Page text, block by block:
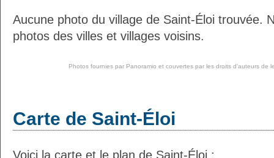
Aucune photo du village de Saint-Éloi trouvée.
photos des villes et villages voisins.
Photos fournies par Panoramio et couvertes par les droits d'auteurs de
Carte de Saint-Éloi
Voici la carte et le plan de Saint-Éloi :